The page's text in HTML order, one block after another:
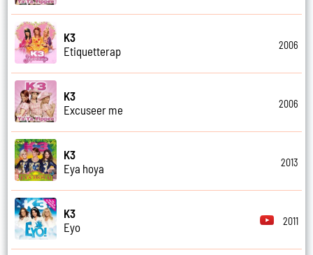
K3
Etiquetterap
2006
K3
Excuseer me
2006
K3
Eya hoya
2013
K3
Eyo
2011